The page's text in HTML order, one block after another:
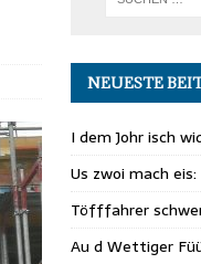
NEUESTE
I dem Johr isch
Us zwoi mach
Töfffahrer
Au d Wettiger